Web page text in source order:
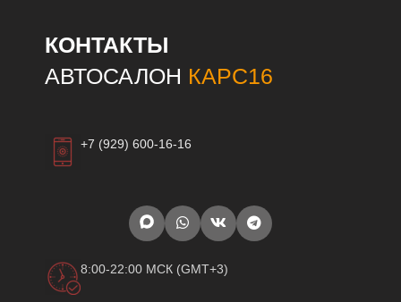
КОНТАКТЫ
АВТОСАЛОН КАРС16
+7 (929) 600-16-16
8:00-22:00 МСК (GMT+3)